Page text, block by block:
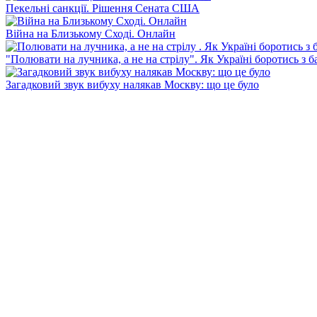
Пекельні санкції. Рішення Сената США
Війна на Близькому Сході. Онлайн
"Полювати на лучника, а не на стрілу". Як Україні боротись з
Загадковий звук вибуху налякав Москву: що це було